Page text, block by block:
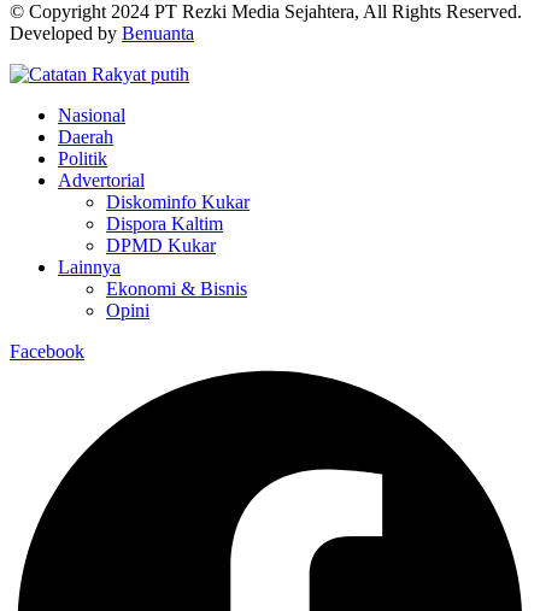
© Copyright 2024 PT Rezki Media Sejahtera, All Rights Reserved.
Developed by Benuanta
Nasional
Daerah
Politik
Advertorial
Diskominfo Kukar
Dispora Kaltim
DPMD Kukar
Lainnya
Ekonomi & Bisnis
Opini
Facebook